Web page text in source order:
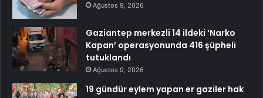
Ağustos 9, 2026
Gaziantep merkezli 14 ildeki ‘Narko
Kapan’ operasyonunda 416 şüpheli
tutuklandı
Ağustos 9, 2026
19 gündür eylem yapan er gaziler hak